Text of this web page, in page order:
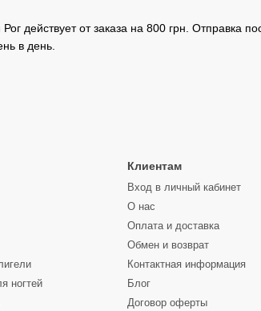
действует от заказа на 800 грн. Отправка
в день.
ногтей
Клиентам
Вход в личный кабинет
О нас
Оплата и доставка
Обмен и возврат
Контактная информация
Блог
Договор оферты